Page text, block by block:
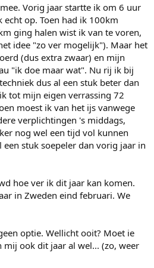
Vorig jaar startte ik om 6 uur
op. Toen had ik 100km
ging halen wist ik van te voren,
idee "zo ver mogelijk"). Maar het
(dus extra zwaar) en mijn
"ik doe maar wat". Nu rij ik bij
dus al een stuk beter dan
tot mijn eigen verrassing 72
moest ik van het ijs vanwege
verplichtingen 's middags,
nog wel een tijd vol kunnen
stuk soepeler dan vorig jaar in
hoe ver ik dit jaar kan komen.
in Zweden eind februari. We
optie. Wellicht ooit? Moet ie
ook dit jaar al wel... (zo, weer